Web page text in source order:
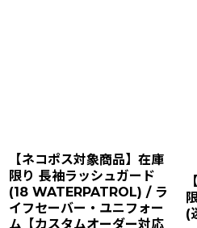
【ネコポス対象商品】在庫
限り 長袖ラッシュガード
(18 WATERPATROL) / ラ
イフセーバー・ユニフォー
ム【カスタムオーダー対応
(